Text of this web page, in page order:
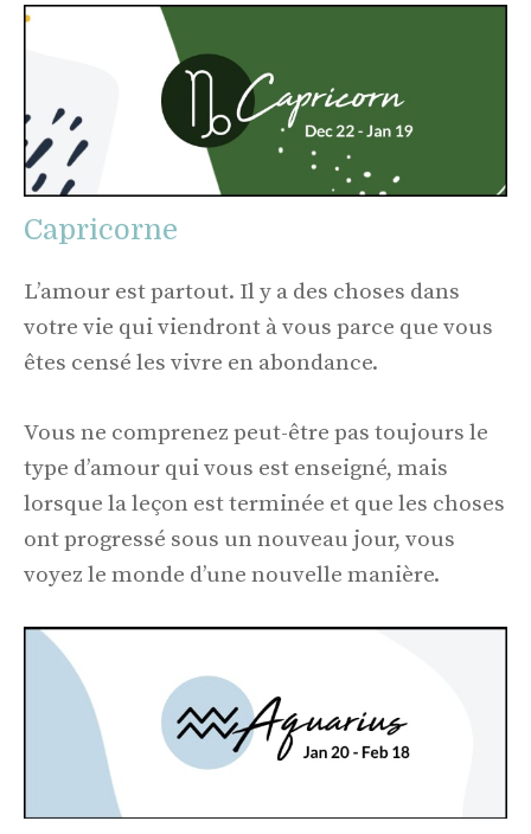
Capricorne
L’amour est partout. Il y a des choses dans
votre vie qui viendront à vous parce que vous
êtes censé les vivre en abondance.
Vous ne comprenez peut-être pas toujours le
type d’amour qui vous est enseigné, mais
lorsque la leçon est terminée et que les choses
ont progressé sous un nouveau jour, vous
voyez le monde d’une nouvelle manière.